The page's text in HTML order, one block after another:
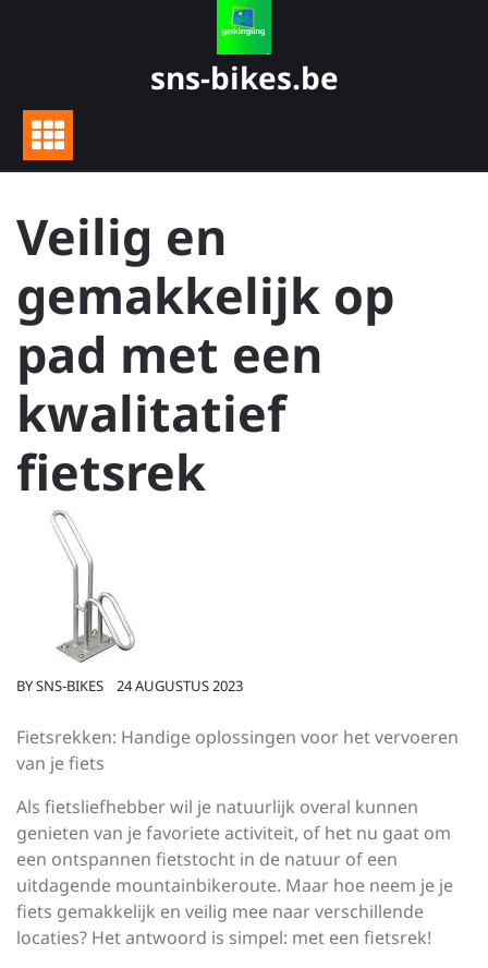
sns-bikes.be
Veilig en
gemakkelijk op
pad met een
kwalitatief
fietsrek
BYSNS-BIKES 24 AUGUSTUS 2023
Fietsrekken: Handige oplossingen voor het vervoeren
van je fiets
Als fietsliefhebber wil je natuurlijk overal kunnen
genieten van je favoriete activiteit, of het nu gaat om
een ontspannen fietstocht in de natuur of een
uitdagende mountainbikeroute. Maar hoe neem je je
fiets gemakkelijk en veilig mee naar verschillende
locaties? Het antwoord is simpel: met een fietsrek!